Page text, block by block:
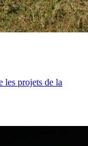
les projets de la